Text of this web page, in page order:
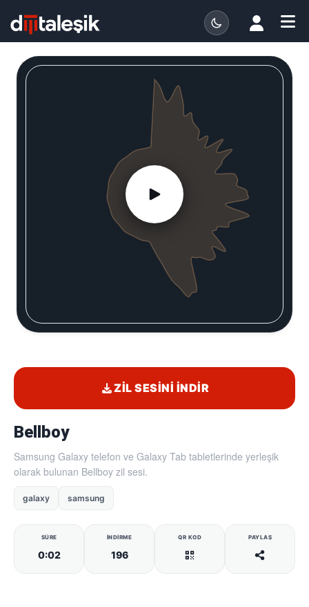
Bellboy
Samsung Galaxy telefon ve Galaxy Tab tabletlerinde yerleşik
olarak bulunan Bellboy zil sesi.
galaxy samsung
SÜRE
0:02
İNDIRME
196
QR KOD PAYLAŞ
ZIL SESINI İNDIR